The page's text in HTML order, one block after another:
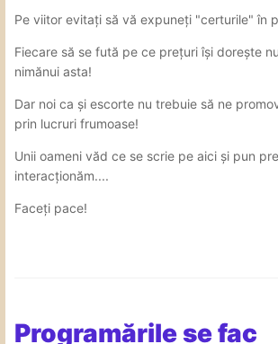
Pe viitor evitați să vă expuneți "certurile" în
Fiecare să se fută pe ce prețuri își dorește
nimănui asta!
Dar noi ca și escorte nu trebuie să ne
prin lucruri frumoase!
Unii oameni văd ce se scrie pe aici și pun
interacționăm....
Faceți pace!
Programările se fac